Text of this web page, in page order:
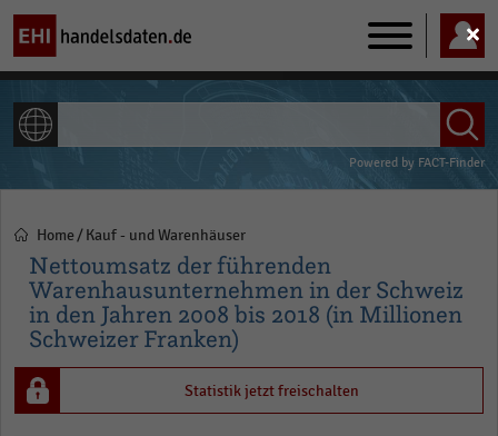
Main
navigation
Powered by FACT-Finder
Pfadnavigation
Home Kauf - und Warenhäuser
Nettoumsatz der führenden
Warenhausunternehmen in der Schweiz
in den Jahren 2008 bis 2018 (in Millionen
Schweizer Franken)
Statistik jetzt freischalten